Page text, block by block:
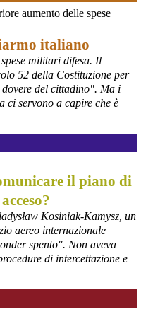
di armi nel porto di Marina
Pace e raccolta dalla
che ha fatto per
di armi in diversi porti
la resistenza da
le informazioni
aumento delle spese
italiano
militari difesa. Il
52 della Costituzione per
del cittadino". Ma i
ci servono a capire che è
il piano di
Kosiniak-Kamysz, un
aereo internazionale
spento". Non aveva
di intercettazione e